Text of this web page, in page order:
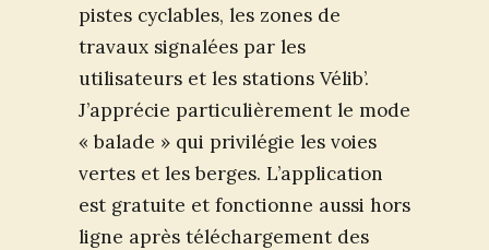
pistes cyclables, les zones de
travaux signalées par les
utilisateurs et les stations Vélib’.
J’apprécie particulièrement le mode
« balade » qui privilégie les voies
vertes et les berges. L’application
est gratuite et fonctionne aussi hors
ligne après téléchargement des